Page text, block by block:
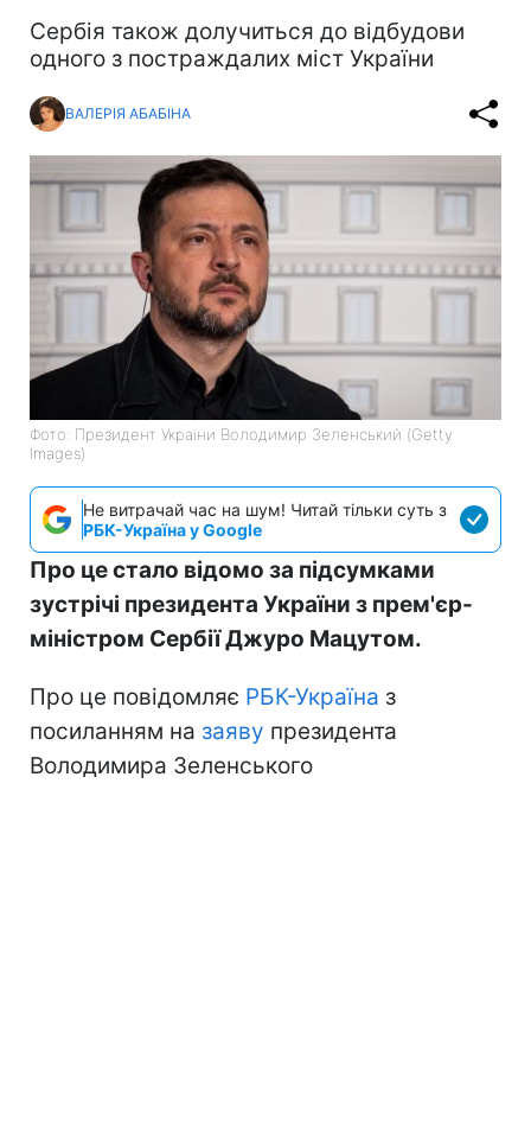
Сербія також долучиться до відбудови
одного з постраждалих міст України
ВАЛЕРІЯ АБАБІНА
Фото: Президент України Володимир Зеленський (Getty
Images)
Не витрачай час на шум! Читай тільки суть з
РБК-Україна у Google
Про це стало відомо за підсумками
зустрічі президента України з прем'єр-
міністром Сербії Джуро Мацутом.
Про це повідомляє РБК-Україна з
посиланням на заяву президента
Володимира Зеленського